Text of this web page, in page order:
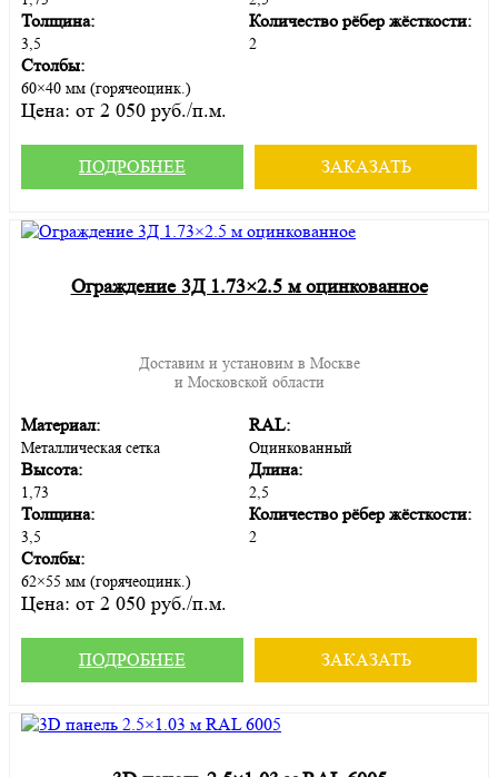
Толщина:
3,5
Количество рёбер жёсткости:
2
Столбы:
60×40 мм (горячеоцинк.)
Цена: от 2 050 руб./п.м.
ПОДРОБНЕЕ ЗАКАЗАТЬ
Ограждение 3Д 1.73×2.5 м оцинкованное
Доставим и установим в Москве
и Московской области
Материал:
Металлическая сетка
RAL:
Оцинкованный
Высота:
1,73
Длина:
2,5
Толщина:
3,5
Количество рёбер жёсткости:
2
Столбы:
62×55 мм (горячеоцинк.)
Цена: от 2 050 руб./п.м.
ПОДРОБНЕЕ ЗАКАЗАТЬ